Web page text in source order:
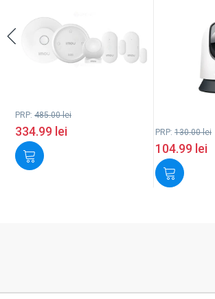
PRP: 485.00lei
334.99 lei PRP: 130.00lei
104.99 lei